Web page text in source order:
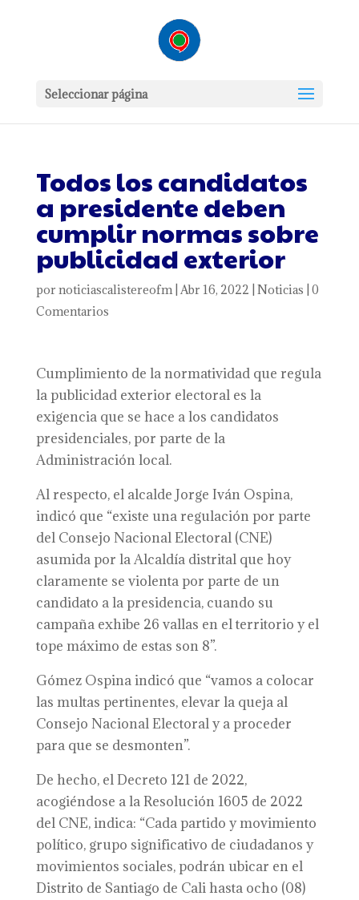
Seleccionar página
Todos los candidatos
a presidente deben
cumplir normas sobre
publicidad exterior
por noticiascalistereofm| Abr 16, 2022 Noticias 0
Comentarios
Cumplimiento de la normatividad que regula
la publicidad exterior electoral es la
exigencia que se hace a los candidatos
presidenciales, por parte de la
Administración local.
Al respecto, el alcalde Jorge Iván Ospina,
indicó que “existe una regulación por parte
del Consejo Nacional Electoral (CNE)
asumida por la Alcaldía distrital que hoy
claramente se violenta por parte de un
candidato a la presidencia, cuando su
campaña exhibe 26 vallas en el territorio y el
tope máximo de estas son 8”.
Gómez Ospina indicó que “vamos a colocar
las multas pertinentes, elevar la queja al
Consejo Nacional Electoral y a proceder
para que se desmonten”.
De hecho, el Decreto 121 de 2022,
acogiéndose a la Resolución 1605 de 2022
del CNE, indica: “Cada partido y movimiento
político, grupo significativo de ciudadanos y
movimientos sociales, podrán ubicar en el
Distrito de Santiago de Cali hasta ocho (08)